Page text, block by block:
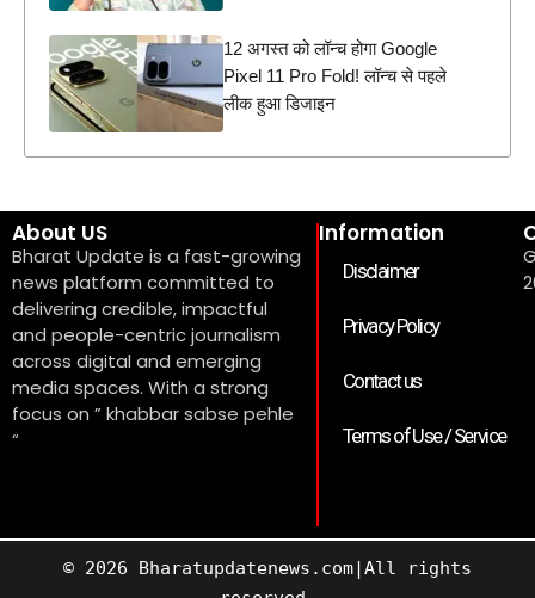
12 अगस्त को लॉन्च होगा Google
Pixel 11 Pro Fold! लॉन्च से पहले
लीक हुआ डिजाइन
About US
Bharat Update is a fast-growing
news platform committed to
delivering credible, impactful
and people-centric journalism
across digital and emerging
media spaces. With a strong
focus on ” khabbar sabse pehle
“
Information
Disclaimer
Privacy Policy
Contact us
Terms of Use / Service
© 2026 Bharatupdatenews.com|All rights